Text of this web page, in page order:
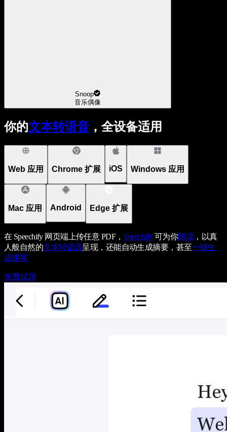
Snoop
音乐偶像
你的文本转语音 ，全设备适用
Web 应用 Chrome 扩展 iOS Windows 应用
Mac 应用 Android Edge 扩展
在 Speechify 网页端上传任意 PDF， Speechify可为你朗读，以真
人般自然的文本转语音呈现，还能自动生成摘要，甚至一键生
成播客
免费试用